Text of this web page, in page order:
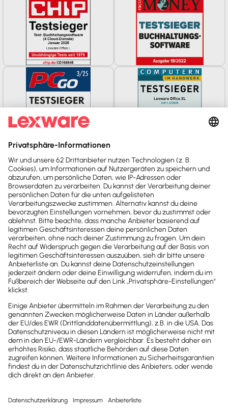
Personal-Verwaltung
Abrechnung aller Mitarbeitertypen* und
Entgeltarten** + Aktivrente
Automatisch:Erstellung & Versand der
Gehälter integriert bezahlen
Lohndokumente für alle digital bereitstellen
Automatische Verbuchung der
Personalkosten
HGB-konformes Dokumentenarchiv